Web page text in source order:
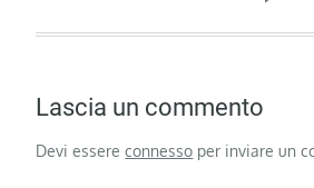
Lascia un commento
Devi essereconnesso per inviare un